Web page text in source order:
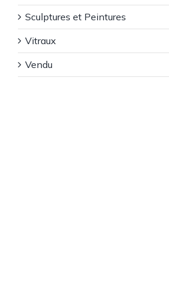
Sculptures et Peintures
Vendu
Vitraux